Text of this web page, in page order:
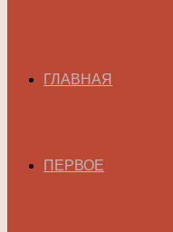
ГЛАВНАЯ
ПЕРВОЕ